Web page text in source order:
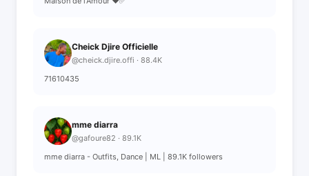
Cheick Djire Officielle
@cheick.djire.offi · 88.4K
71610435
mme diarra
@gafoure82 · 89.1K
mme diarra - Outfits, Dance | ML | 89.1K followers